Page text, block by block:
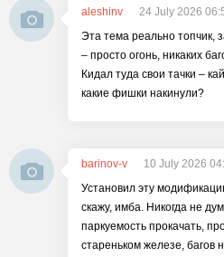
aleshinv
24 July 2026
Эта тема реально топчик,
– просто огонь, никаких
Кидал туда свои тачки –
какие фишки накинули?
barinov-v
10 July 2026
Установил эту
скажу, имба. Никогда не
паркуемость прокачать,
стареньком железе, багов